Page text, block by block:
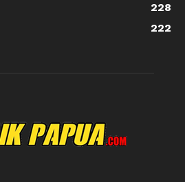
228
222